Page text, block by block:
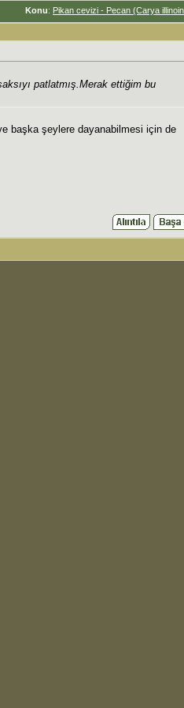
Konu: Pikan cevizi - Pecan (Carya
patlatmış.Merak ettiğim bu
başka şeylere dayanabilmesi için de